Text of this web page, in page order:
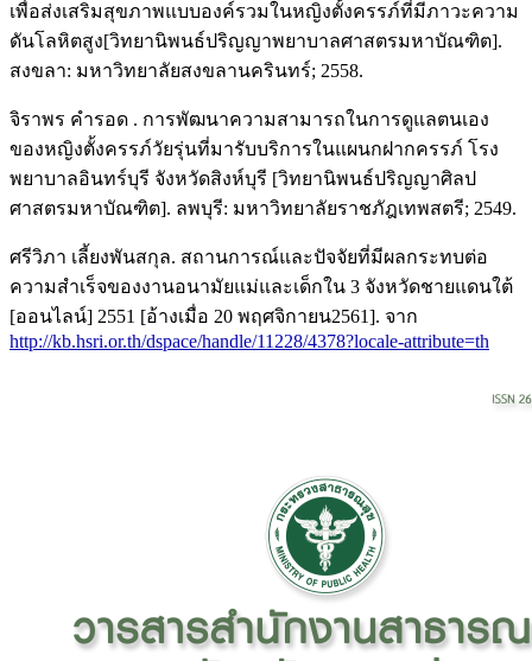
เพื่อส่งเสริมสุขภาพแบบองค์รวมในหญิงตั้งครรภ์ที่มีภาวะความ
ดันโลหิตสูง[วิทยานิพนธ์ปริญญาพยาบาลศาสตรมหาบัณฑิต].
สงขลา: มหาวิทยาลัยสงขลานครินทร์; 2558.
จิราพร คำรอด . การพัฒนาความสามารถในการดูแลตนเอง
ของหญิงตั้งครรภ์วัยรุ่นที่มารับบริการในแผนกฝากครรภ์ โรง
พยาบาลอินทร์บุรี จังหวัดสิงห์บุรี [วิทยานิพนธ์ปริญญาศิลป
ศาสตรมหาบัณฑิต]. ลพบุรี: มหาวิทยาลัยราชภัฎเทพสตรี; 2549.
ศรีวิภา เลี้ยงพันสกุล. สถานการณ์และปัจจัยที่มีผลกระทบต่อ
ความสำเร็จของงานอนามัยแม่และเด็กใน 3 จังหวัดชายแดนใต้
[ออนไลน์] 2551 [อ้างเมื่อ 20 พฤศจิกายน2561]. จาก
http://kb.hsri.or.th/dspace/handle/11228/4378?locale-attribute=th